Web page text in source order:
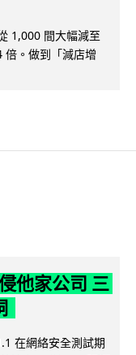
1,000 間大幅減至
倍。做到「減店增
他家公司 三
在網絡安全測試期